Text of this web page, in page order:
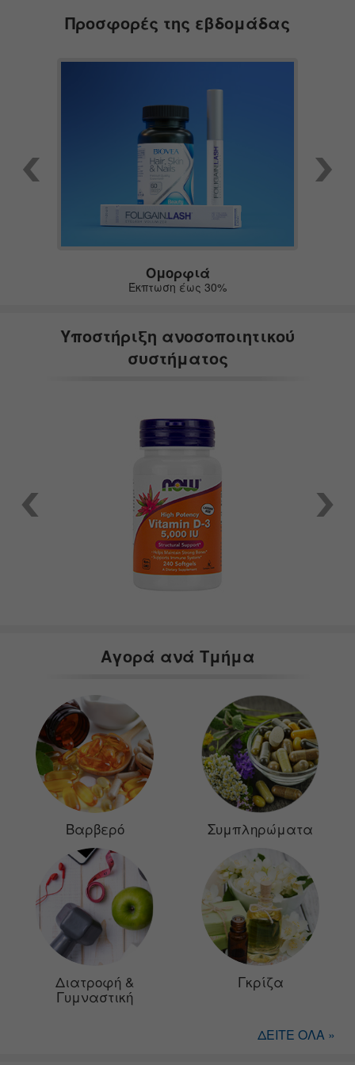
Προσφορές της εβδομάδας
Ομορφιά
Έκπτωση έως 30%
Υποστήριξη ανοσοποιητικού
συστήματος
Αγορά ανά Τμήμα
Βαρβερό Συμπληρώματα
Διατροφή &
Γυμναστική
Γκρίζα
ΔΕΙΤΕ ΟΛΑ »